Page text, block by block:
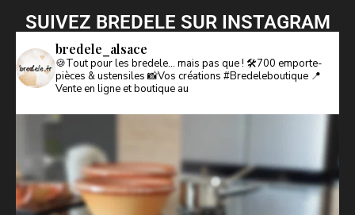
SUIVEZ BREDELE SUR INSTAGRAM
bredele_alsace
🍪Tout pour les bredele… mais pas que ! 🛠️700 emporte-
pièces & ustensiles 📸Vos créations #Bredeleboutique 📍
Vente en ligne et boutique au